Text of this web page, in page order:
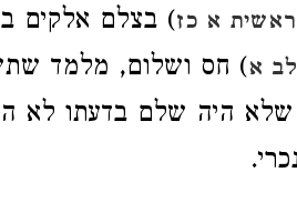
א כז) בצלם אלקים
א) חס ושלום, מלמד
היה שלם בדעתו לא